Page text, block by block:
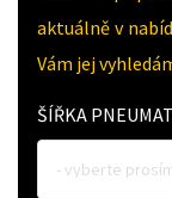
aktuálně v
Vám jej
ŠÍŘKA
- vyberte